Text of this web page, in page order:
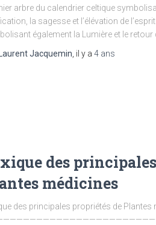
arbre du calendrier celtique
la sagesse et l’élévation de
également la Lumière et le retour
Laurent Jacquemin , il y a 4 ans
des
médicines
des principales propriétés de Plantes